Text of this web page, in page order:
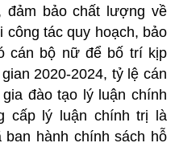
bảo chất lượng về
công tác quy hoạch, bảo
cán bộ nữ để bố trí kịp
2020-2024, tỷ lệ cán
đào tạo lý luận chính
cấp lý luận chính trị là
hành chính sách hỗ